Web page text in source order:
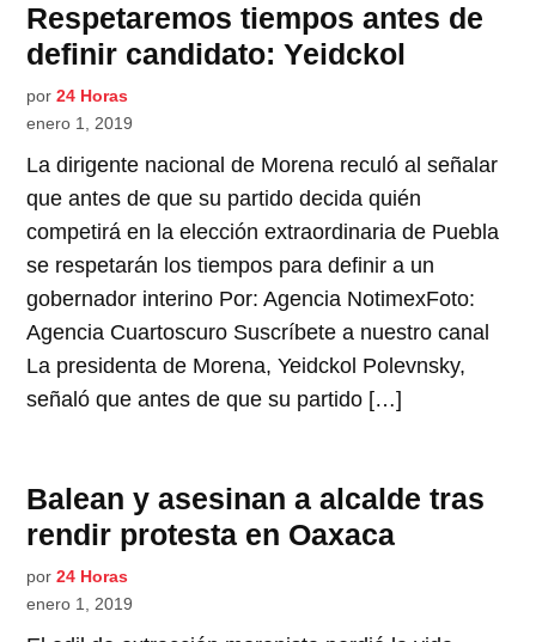
Respetaremos tiempos antes de
definir candidato: Yeidckol
por 24 Horas
enero 1, 2019
La dirigente nacional de Morena reculó al señalar
que antes de que su partido decida quién
competirá en la elección extraordinaria de Puebla
se respetarán los tiempos para definir a un
gobernador interino Por: Agencia NotimexFoto:
Agencia Cuartoscuro Suscríbete a nuestro canal
La presidenta de Morena, Yeidckol Polevnsky,
señaló que antes de que su partido […]
Balean y asesinan a alcalde tras
rendir protesta en Oaxaca
por 24 Horas
enero 1, 2019